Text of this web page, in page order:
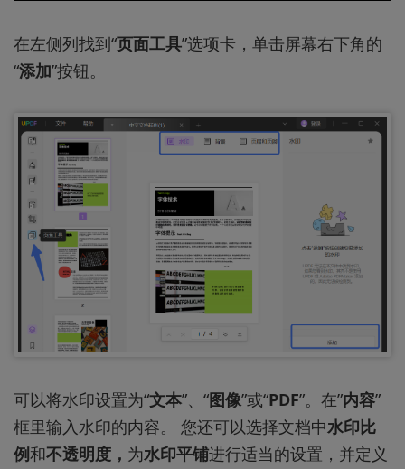
在左侧列找到“页面工具”选项卡，单击屏幕右下角的
“添加”按钮。
可以将水印设置为“文本”、“图像”或“PDF”。在”内容”
框里输入水印的内容。 您还可以选择文档中水印比
例和不透明度， 为水印平铺进行适当的设置，并定义